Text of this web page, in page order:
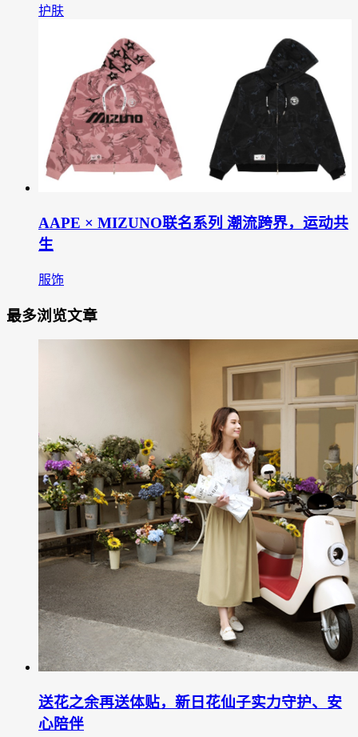
护肤
AAPE × MIZUNO联名系列 潮流跨界，运动共
生
服饰
最多浏览文章
送花之余再送体贴，新日花仙子实力守护、安
心陪伴